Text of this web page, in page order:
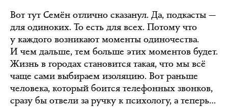
Вот тут Семён отлично сказанул. Да, подкасты —
для одиноких. То есть для всех. Потому что
у каждого возникают моменты одиночества.
И чем дальше, тем больше этих моментов будет.
Жизнь в городах становится такая, что мы всё
чаще сами выбираем изоляцию. Вот раньше
человека, который боится телефонных звонков,
сразу бы отвели за ручку к психологу, а теперь…